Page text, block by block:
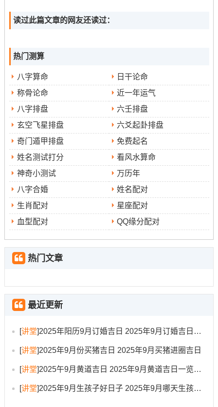
娶、祭祀、塑绘、开光、出行、解除、理发、整手足甲、
吉时再下午1点至3点（乙未时）...冲龙煞北、生肖属龙者
需谨慎.此日适宜进行与净化、清洁相关的动土环节，譬如
开挖水池、安装排水为你等？
把公历2025年9月17日，星期三，农历七月廿六...此日宜嫁
娶、祭祀、祈福、求嗣、开光、出行、拆卸、修造、动
土、进人口、入宅、移徙、安床、开市、交易、立券、挂
匾、栽种、纳畜等,可谓吉庆满盈.冲羊，属羊者需避开。此
日有天月德合与六盒吉星护佑,能量和谐；格外适合进行重
要的结构施工、封顶或项目核心环节的推进 寓意家宅兴
旺、人事和睦！
公历2025年9月20日;星期六；农历七月廿九.此日宜嫁娶、
纳采、订盟、祭祀、开光、出行、理发、出火、拆卸、修
造、动土、进人口、入宅、移徙、安床、挂匾、栽种、纳
吉时可选上午7点至9点（甲辰时）或下午1点至3点（丁未
公历2025年9月21日，星期日;农历七月三十。此日宜开
光、拆卸、动土、安床。
不瞒你说 -时为清晨5点至7点（乙卯时）。冲猪煞东 生肖
属猪者需注意规避。此日是“成日”且有房日兔吉星加持，标
记收尾顺利 极端适合进行装修收尾、庭院造景、项目竣工
读过此篇文章的网友还读过：
热门测算
八字算命
日干论命
称骨论命
近一年运气
八字排盘
六壬排盘
玄空飞星排盘
六爻起卦排盘
奇门遁甲排盘
免费起名
姓名测试打分
看风水算命
神奇小测试
万历年
八字合婚
姓名配对
生肖配对
星座配对
血型配对
QQ缘分配对
热门文章
最近更新
[讲堂]2025年阳历9月订婚吉日 2025年9月订婚吉日有哪几天
[讲堂]2025年9月份买猪吉日 2025年9月买猪进圈吉日
[讲堂]2025午9月黄道吉日 2025年9月黄道吉日一览表大全
[讲堂]2025年9月生孩子好日子 2025年9月哪天生孩子比较好